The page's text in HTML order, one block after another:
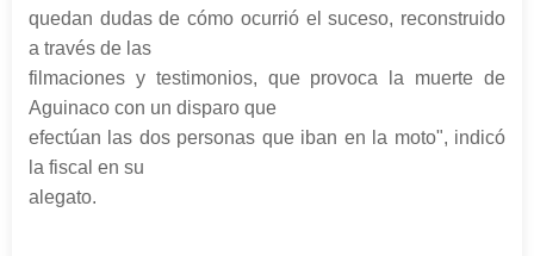
quedan dudas de cómo ocurrió el suceso, reconstruido
a través de las
filmaciones y testimonios, que provoca la muerte de
Aguinaco con un disparo que
efectúan las dos personas que iban en la moto", indicó
la fiscal en su
alegato.